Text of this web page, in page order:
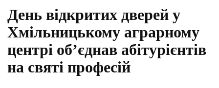
День відкритих дверей у
Хмільницькому аграрному
центрі об’єднав абітурієнтів
на святі професій